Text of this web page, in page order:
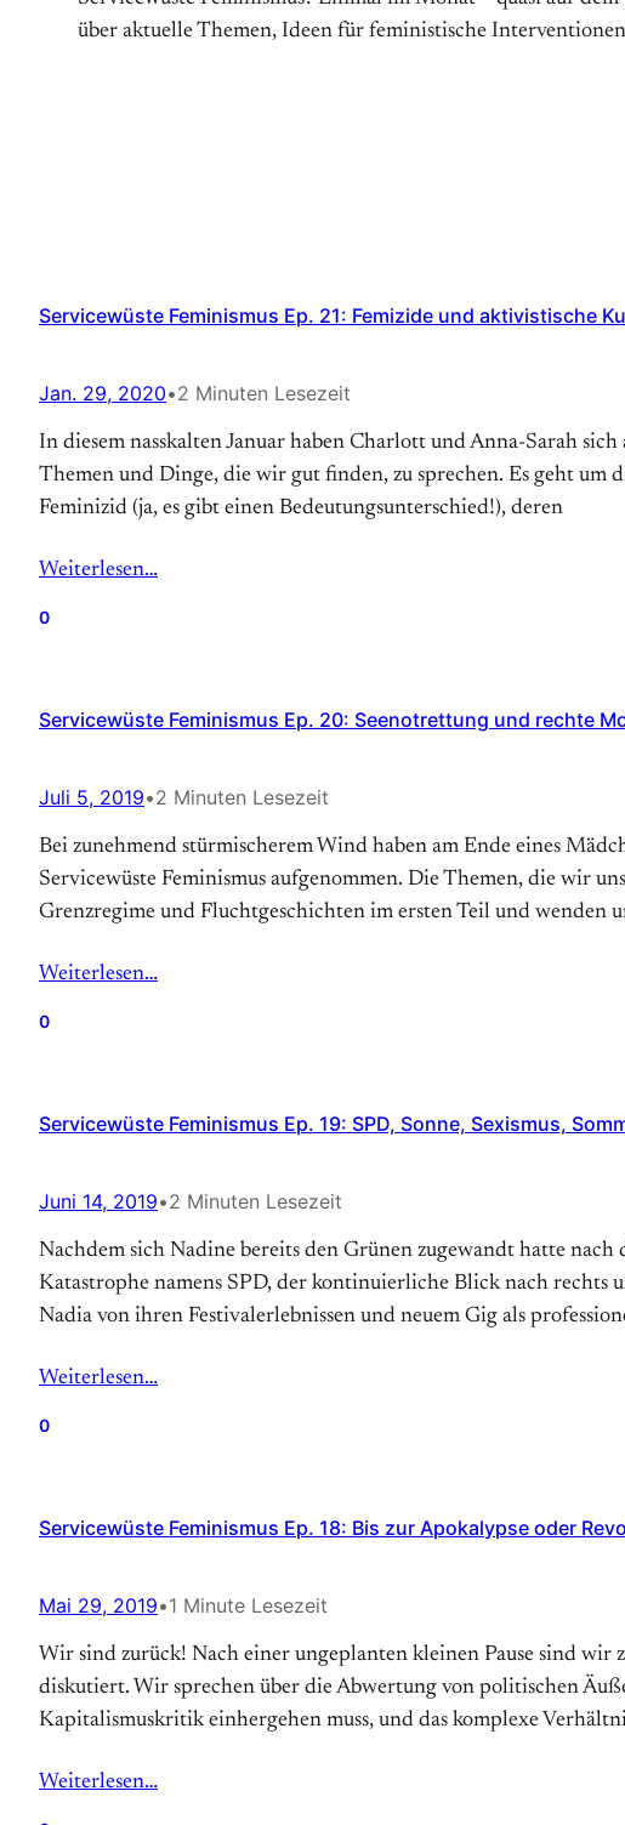
über aktuelle Themen, Ideen für feministische
Servicewüste Feminismus Ep. 21: Femizide und aktivistische
Jan. 29, 2020•2 Minuten Lesezeit
In diesem nasskalten Januar haben Charlott und Anna-Sarah
Themen und Dinge, die wir gut finden, zu sprechen. Es geht
Feminizid (ja, es gibt einen Bedeutungsunterschied!), deren
Weiterlesen…
0
Servicewüste Feminismus Ep. 20: Seenotrettung und rechte
Juli 5, 2019•2 Minuten Lesezeit
Bei zunehmend stürmischerem Wind haben am Ende eines
Servicewüste Feminismus aufgenommen. Die Themen, die wir
Grenzregime und Fluchtgeschichten im ersten Teil und wenden
Weiterlesen…
0
Servicewüste Feminismus Ep. 19: SPD, Sonne, Sexismus,
Juni 14, 2019•2 Minuten Lesezeit
Nachdem sich Nadine bereits den Grünen zugewandt hatte
Katastrophe namens SPD, der kontinuierliche Blick nach rechts
Nadia von ihren Festivalerlebnissen und neuem Gig als
Weiterlesen…
0
Servicewüste Feminismus Ep. 18: Bis zur Apokalypse oder
Mai 29, 2019•1 Minute Lesezeit
Wir sind zurück! Nach einer ungeplanten kleinen Pause sind
diskutiert. Wir sprechen über die Abwertung von politischen
Kapitalismuskritik einhergehen muss, und das komplexe
Weiterlesen…